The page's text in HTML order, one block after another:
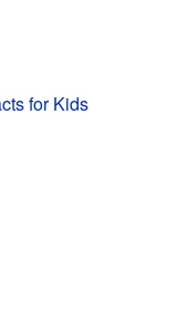
for Kids